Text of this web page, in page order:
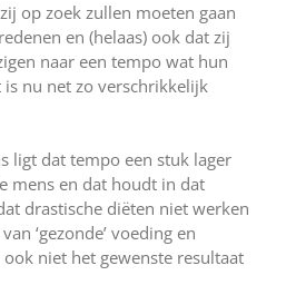
op zoek zullen moeten gaan
en (helaas) ook dat zij
naar een tempo wat hun
is nu net zo verschrikkelijk
ligt dat tempo een stuk lager
mens en dat houdt in dat
drastische diëten niet werken
‘gezonde’ voeding en
niet het gewenste resultaat